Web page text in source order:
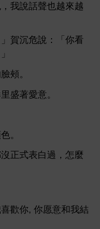
， 話 也越
越
」賀沉危
：「
頰。
盛著
。
。
正式表 過，
麼
, 愿
結